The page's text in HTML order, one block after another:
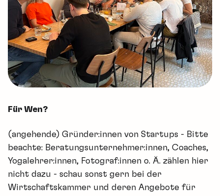
Für Wen?
(angehende) Gründer:innen von Startups - Bitte
beachte: Beratungsunternehmer:innen, Coaches,
Yogalehrer:innen, Fotograf:innen o. Ä. zählen hier
nicht dazu - schau sonst gern bei der
Wirtschaftskammer und deren Angebote für